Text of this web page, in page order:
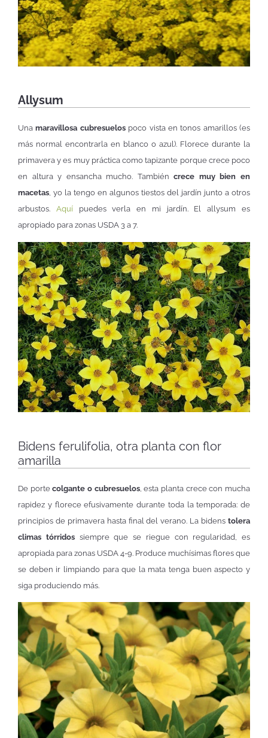
Allysum
Unamaravillosa cubresuelospoco vista en tonos amarillos (es
más normal encontrarla en blanco o azul). Florece durante la
primavera y es muy práctica como tapizante porque crece poco
en altura y ensancha mucho. Tambiéncrece muy bien en
macetas, yo la tengo en algunos tiestos del jardín junto a otros
arbustos. Aquípuedes verla en mi jardín. El allysum es
apropiado para zonas USDA 3 a 7.
Bidens ferulifolia, otra planta con flor
amarilla
De portecolgante o cubresuelos, esta planta crece con mucha
rapidez y florece efusivamente durante toda la temporada: de
principios de primavera hasta final del verano. La bidens tolera
climas tórridossiempre que se riegue con regularidad, es
apropiada para zonas USDA 4-9. Produce muchísimas flores que
se deben ir limpiando para que la mata tenga buen aspecto y
siga produciendo más.